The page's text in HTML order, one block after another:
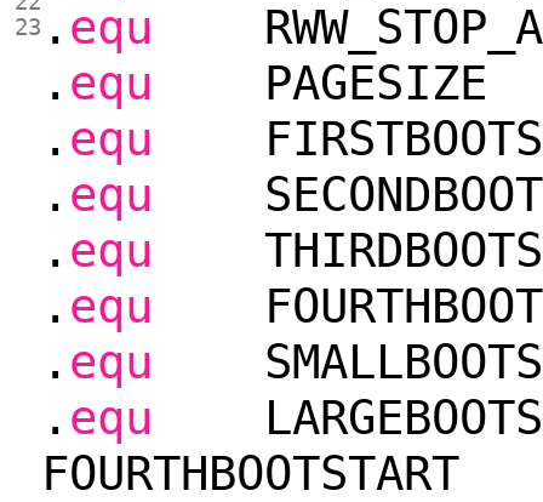
23 . equ
. equ
. equ
. equ
. equ
. equ
. equ
. equ
FOURTHBOOTSTART